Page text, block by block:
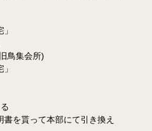
鳥集会所)
を貰って本部にて引き換え